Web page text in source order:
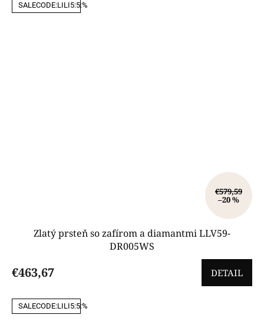
SALECODE:LILI5:5:%
€579,59
–20 %
Zlatý prsteň so zafírom a diamantmi LLV59-
DR005WS
€463,67 DETAIL
SALECODE:LILI5:5:%